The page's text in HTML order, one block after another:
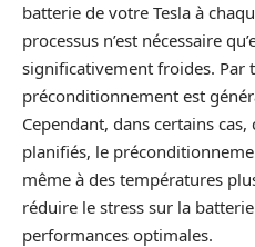
batterie de votre Tesla à
processus n’est nécessaire
significativement froides. Par
préconditionnement est
Cependant, dans certains
planifiés, le
même à des températures
réduire le stress sur la
performances optimales.